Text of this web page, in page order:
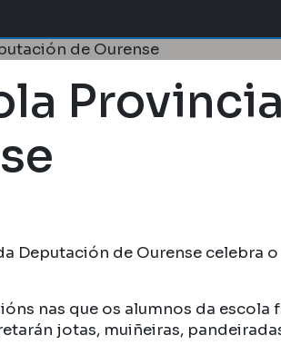
de Ourense
Deputación de Ourense celebra
nas que os alumnos da
jotas, muiñeiras,